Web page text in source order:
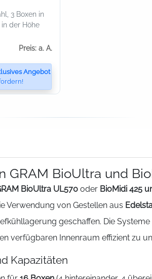
3 Boxen in
der Höhe
Preis: a. A.
Angebot
GRAM BioUltra und
BioUltra UL570 oder BioMidi 425
Verwendung von Gestellen aus
geschaffen. Die
verfügbaren Innenraum effizient zu
Kapazitäten